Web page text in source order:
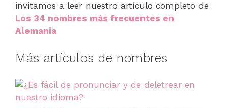
invitamos a leer nuestro artículo completo de
Los 34 nombres más frecuentes en
Alemania
Más artículos de nombres